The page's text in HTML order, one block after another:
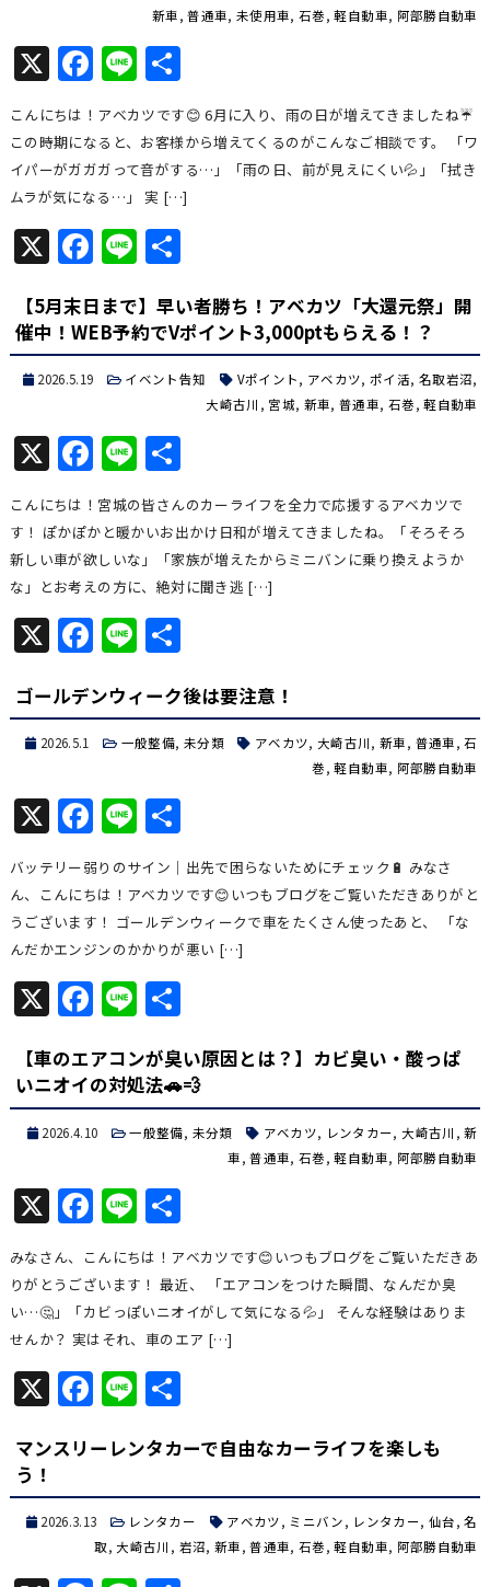
新車,普通車, 未使用車,石巻,軽自動車, 阿部勝自動車
X Facebook
Line共
有
こんにちは！アベカツです😊 6月に入り、雨の日が増えてきましたね☔
この時期になると、お客様から増えてくるのがこんなご相談です。 「ワ
イパーがガガガって音がする…」「雨の日、前が見えにくい💦」「拭き
ムラが気になる…」 実 […]
X Facebook
Line共
【5月末日まで】早い者勝ち！アベカツ「大還元祭」開
催中！WEB予約でVポイント3,000ptもらえる！？
2026.5.19 イベント告知 Vポイント, アベカツ,ポイ活, 名取岩沼,
大崎古川 , 宮城, 新車,普通車, 石巻,軽自動車
X Facebook
Line共
有
こんにちは！宮城の皆さんのカーライフを全力で応援するアベカツで
す！ ぽかぽかと暖かいお出かけ日和が増えてきましたね。「そろそろ
新しい車が欲しいな」「家族が増えたからミニバンに乗り換えようか
な」とお考えの方に、絶対に聞き逃 […]
X Facebook
Line共
ゴールデンウィーク後は要注意！
2026.5.1 一般整備, 未分類 アベカツ,大崎古川,新車, 普通車,石
巻,軽自動車, 阿部勝自動車
X Facebook
Line共
有
バッテリー弱りのサイン｜出先で困らないためにチェック🔋 みなさ
ん、こんにちは！アベカツです😊いつもブログをご覧いただきありがと
うございます！ ゴールデンウィークで車をたくさん使ったあと、 「な
んだかエンジンのかかりが悪い […]
X Facebook
Line共
【車のエアコンが臭い原因とは？】カビ臭い・酸っぱ
いニオイの対処法🚗💨
2026.4.10 一般整備, 未分類 アベカツ, レンタカー,大崎古川 ,新
車,普通車,石巻,軽自動車, 阿部勝自動車
X Facebook
Line共
有
みなさん、こんにちは！アベカツです😊いつもブログをご覧いただきあ
りがとうございます！ 最近、 「エアコンをつけた瞬間、なんだか臭
い…🤔」「カビっぽいニオイがして気になる💦」 そんな経験はありま
せんか？ 実はそれ、車のエア […]
X Facebook
Line共
マンスリーレンタカーで自由なカーライフを楽しも
う！
2026.3.13 レンタカー アベカツ, ミニバン, レンタカー, 仙台,名
取,大崎古川 , 岩沼, 新車,普通車,石巻,軽自動車, 阿部勝自動車